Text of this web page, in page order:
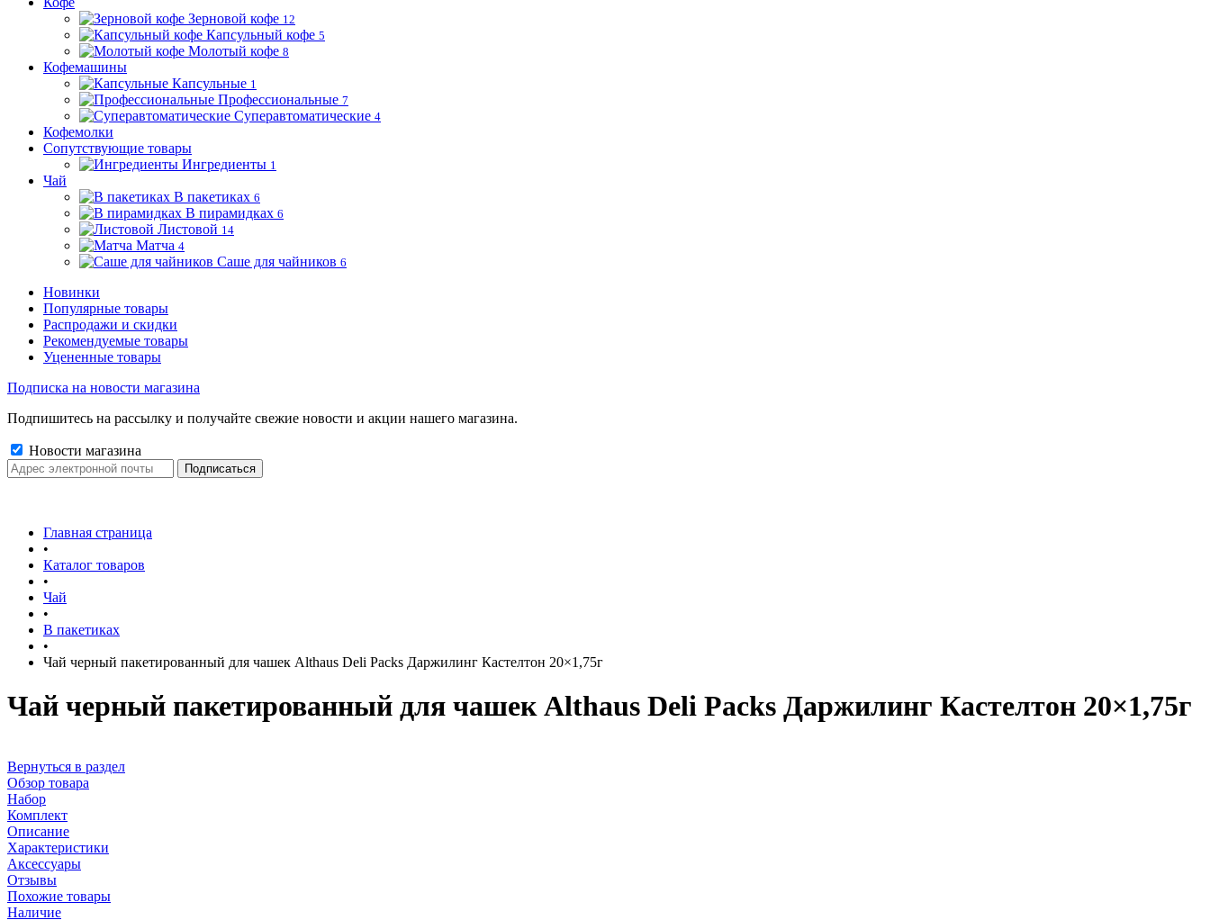
Зерновой кофе 12
Капсульный кофе 5
Молотый кофе 8
Кофемашины
Капсульные 1
Профессиональные 7
Суперавтоматические 4
Кофемолки
Сопутствующие товары
Ингредиенты 1
Чай
В пакетиках 6
В пирамидках 6
Листовой 14
Матча 4
Саше для чайников 6
Новинки
Популярные товары
Распродажи и скидки
Рекомендуемые товары
Уцененные товары
Подписка на новости магазина
Подпишитесь на рассылку и получайте свежие новости и акции нашего магазина.
Новости магазина
Главная страница
•
Каталог товаров
•
Чай
•
В пакетиках
•
Чай черный пакетированный для чашек Althaus Deli Packs Даржилинг Кастелтон 20×1,75г
Чай черный пакетированный для чашек Althaus Deli Packs Даржилинг Кастелтон 20×1,75г
Вернуться в раздел
Обзор товара
Набор
Комплект
Описание
Характеристики
Аксессуары
Отзывы
Похожие товары
Наличие